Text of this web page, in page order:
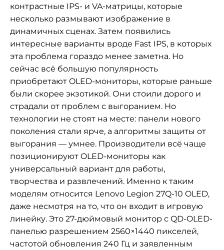
контрастные IPS- и VA-матрицы, которые
несколько размывают изображение в
динамичных сценах. Затем появились
интересные варианты вроде Fast IPS, в которых
эта проблема гораздо менее заметна. Но
сейчас всё большую популярность
приобретают OLED-мониторы, которые раньше
были скорее экзотикой. Они стоили дорого и
страдали от проблем с выгоранием. Но
технологии не стоят на месте: панели нового
поколения стали ярче, а алгоритмы защиты от
выгорания — умнее. Производители всё чаще
позиционируют OLED-мониторы как
универсальный вариант для работы,
творчества и развлечений. Именно к таким
моделям относится Lenovo Legion 27Q-10 OLED,
даже несмотря на то, что он входит в игровую
линейку. Это 27-дюймовый монитор с QD-OLED-
панелью разрешением 2560×1440 пикселей,
частотой обновления 240 Гц и заявленным